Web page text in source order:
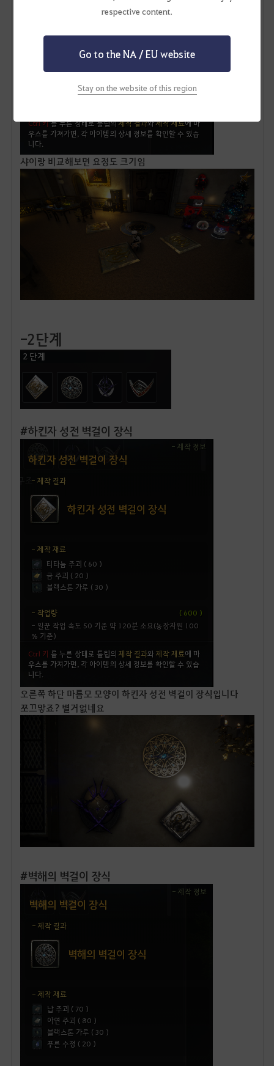
respective content.
Go to the NA / EU website
Stay on the website of this region
샤이랑 비교해보면 요정도 크기임
-2단계
#하킨자 성전 벽걸이 장식
오른쪽 하단 마름모 모양이 하킨자 성전 벽걸이 장식입니다
쪼끄맣죠? 별거없네요
#벽해의 벽걸이 장식